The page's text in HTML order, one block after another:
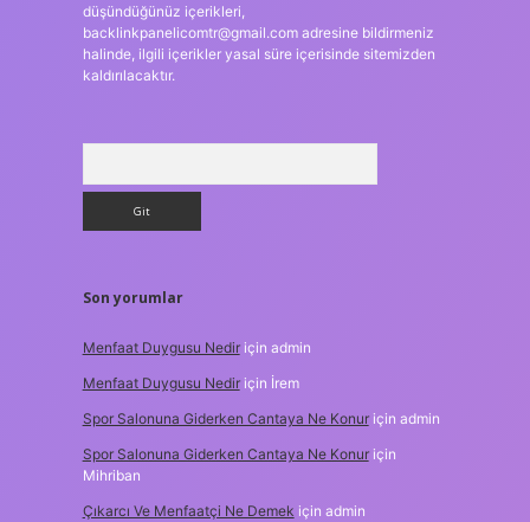
düşündüğünüz içerikleri,
backlinkpanelicomtr@gmail.comadresine bildirmeniz
halinde, ilgili içerikler yasal süre içerisinde sitemizden
kaldırılacaktır.
Son yorumlar
Menfaat Duygusu Nediriçin admin
Menfaat Duygusu Nediriçin İrem
Spor Salonuna Giderken Cantaya Ne Konuriçin admin
Spor Salonuna Giderken Cantaya Ne Konuriçin
Mihriban
Çıkarcı Ve Menfaatçi Ne Demek için admin